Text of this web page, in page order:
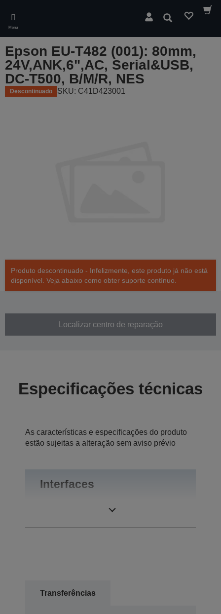
main
content
Menu
Pesquisar
Epson EU-T482 (001): 80mm,
24V,ANK,6",AC, Serial&USB,
DC-T500, B/M/R, NES
Descontinuado SKU: C41D423001
Produto descontinuado - Infelizmente, este produto já não está
disponível. Veja abaixo como obter suporte contínuo.
Localizar centro de reparação
Especificações técnicas
As características e especificações do produto
estão sujeitas a alteração sem aviso prévio
Interfaces
Transferências